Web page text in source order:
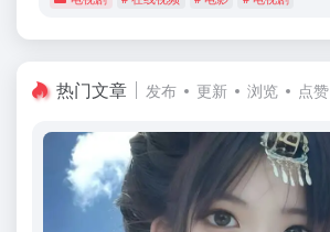
热门文章 发布 更新 浏览 点赞